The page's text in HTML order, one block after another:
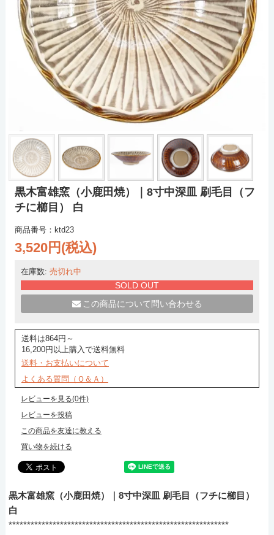
黒木富雄窯（小鹿田焼）｜8寸中深皿 刷毛目（フ
チに櫛目） 白
商品番号：ktd23
3,520円(税込)
在庫数: 売切れ中
SOLD OUT
この商品について問い合わせる
送料は864円～
16,200円以上購入で送料無料
送料・お支払いについて
よくある質問（Ｑ＆Ａ）
レビューを見る(0件)
レビューを投稿
この商品を友達に教える
買い物を続ける
黒木富雄窯（小鹿田焼）｜8寸中深皿 刷毛目（フチに櫛目）
白
************************************************************